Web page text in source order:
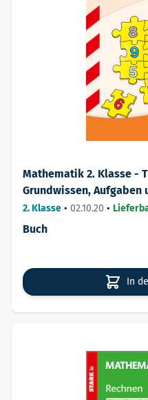
Mathematik 2. Klasse -
Grundwissen, Aufgaben
2. Klasse • 02.10.20 •
Buch
In